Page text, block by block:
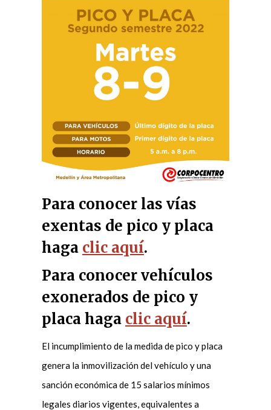
Para conocer las vías
exentas de pico y placa
haga clic aquí.
Para conocer vehículos
exonerados de pico y
placa haga clic aquí.
El incumplimiento de la medida de pico y placa
genera la inmovilización del vehículo y una
sanción económica de 15 salarios mínimos
legales diarios vigentes, equivalentes a